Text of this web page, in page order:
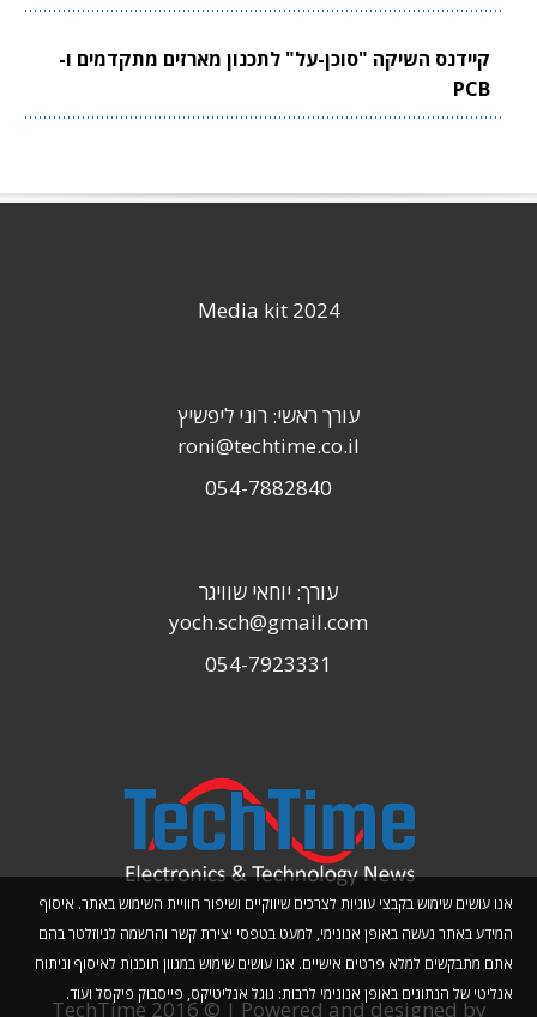
קיידנס השיקה "סוכן-על" לתכנון מארזים מתקדמים ו-
PCB
אנו עושים שימוש בקבצי עוגיות לצרכים שיווקיים ושיפור חוויית השימוש באתר. איסוף
המידע באתר נעשה באופן אנונימי, למעט בטפסי יצירת קשר והרשמה לניוזלטר בהם
אתם מתבקשים למלא פרטים אישיים. אנו עושים שימוש במגוון תוכנות לאיסוף וניתוח
אנליטי של הנתונים באופן אנונימי לרבות: גוגל אנליטיקס, פייסבוק פיקסל ועוד.
Media kit 2024
עורך ראשי: רוני ליפשיץ
roni@techtime.co.il
054-7882840
עורך: יוחאי שוויגר
yoch.sch@gmail.com
054-7923331
TechTime 2016 © | Powered and designed by